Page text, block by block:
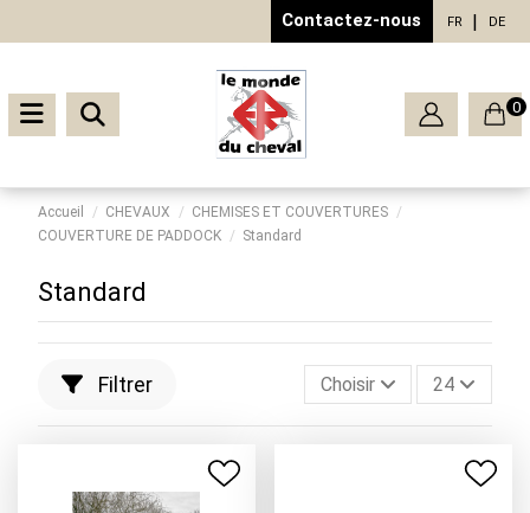
Contactez-nous FR DE
0
Accueil CHEVAUX
CHEMISES ET COUVERTURES
COUVERTURE DE PADDOCK
Standard
Standard
Filtrer Choisir 24